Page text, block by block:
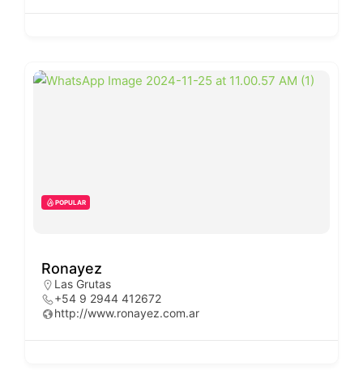
POPULAR
Ronayez
Las Grutas
+54 9 2944 412672
http://www.ronayez.com.ar